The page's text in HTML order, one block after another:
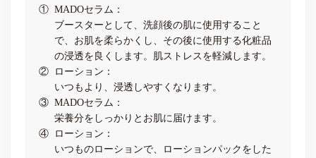
① MADOセラム：
ブースターとして、洗顔後の肌に使用すること
で、お肌を柔らかくし、その後に使用する化粧品
の浸透を良くします。肌ストレスを軽減します。
②
ローション：
いつもより、浸透しやすくなります。
③ MADOセラム：
栄養分をしっかりとお肌に届けます。
④
ローション：
いつものローションで、ローションパックをした